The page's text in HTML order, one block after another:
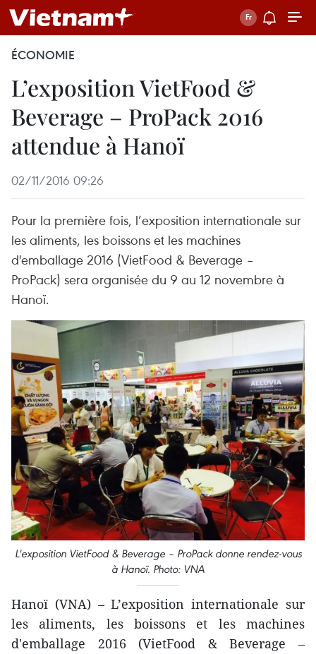
ÉCONOMIE
L’exposition VietFood &
Beverage – ProPack 2016
attendue à Hanoï
02/11/2016 09:26
Pour la première fois, l’exposition internationale sur
les aliments, les boissons et les machines
d'emballage 2016 (VietFood & Beverage –
ProPack) sera organisée du 9 au 12 novembre à
Hanoï.
L'exposition VietFood & Beverage – ProPack donne rendez-vous
à Hanoï. Photo: VNA
Hanoï (VNA) – L’exposition internationale sur
les aliments, les boissons et les machines
d'emballage 2016 (VietFood & Beverage –